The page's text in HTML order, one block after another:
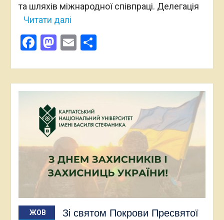
та шляхів міжнародної співпраці. Делегація
Читати далі
Facebook
Mastodon
EmailПоділитися
ЖОВ
Зі святом Покрови Пресвятої